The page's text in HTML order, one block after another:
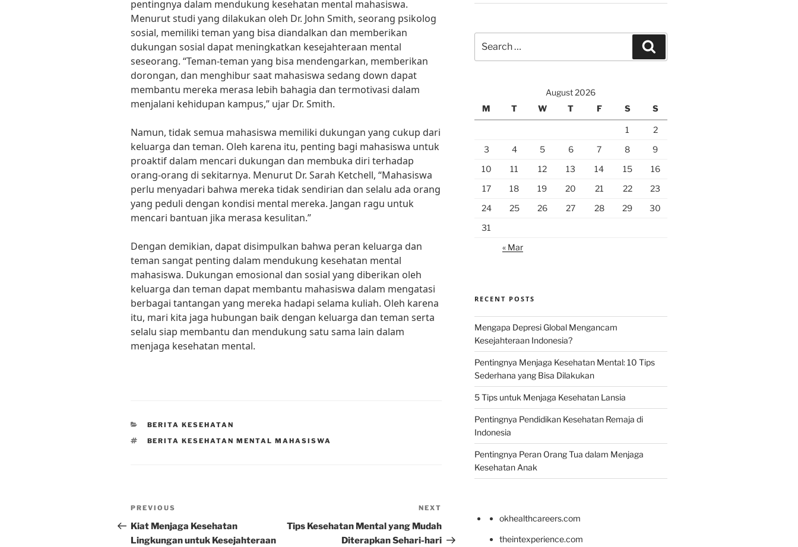
pentingnya dalam mendukung kesehatan mental mahasiswa.
Menurut studi yang dilakukan oleh Dr. John Smith, seorang psikolog
sosial, memiliki teman yang bisa diandalkan dan memberikan
dukungan sosial dapat meningkatkan kesejahteraan mental
seseorang. “Teman-teman yang bisa mendengarkan, memberikan
dorongan, dan menghibur saat mahasiswa sedang down dapat
membantu mereka merasa lebih bahagia dan termotivasi dalam
menjalani kehidupan kampus,” ujar Dr. Smith.
Namun, tidak semua mahasiswa memiliki dukungan yang cukup dari
keluarga dan teman. Oleh karena itu, penting bagi mahasiswa untuk
proaktif dalam mencari dukungan dan membuka diri terhadap
orang-orang di sekitarnya. Menurut Dr. Sarah Ketchell, “Mahasiswa
perlu menyadari bahwa mereka tidak sendirian dan selalu ada orang
yang peduli dengan kondisi mental mereka. Jangan ragu untuk
mencari bantuan jika merasa kesulitan.”
Dengan demikian, dapat disimpulkan bahwa peran keluarga dan
teman sangat penting dalam mendukung kesehatan mental
mahasiswa. Dukungan emosional dan sosial yang diberikan oleh
keluarga dan teman dapat membantu mahasiswa dalam mengatasi
berbagai tantangan yang mereka hadapi selama kuliah. Oleh karena
itu, mari kita jaga hubungan baik dengan keluarga dan teman serta
selalu siap membantu dan mendukung satu sama lain dalam
menjaga kesehatan mental.
CATEGORIES
BERITA KESEHATAN
TAGS
BERITA KESEHATAN MENTAL MAHASISWA
Post
navigation
Previous
Post
PREVIOUS
Kiat Menjaga Kesehatan
Lingkungan untuk Kesejahteraan
Post
NEXT
Tips Kesehatan Mental yang Mudah
Diterapkan Sehari-hari
for:
August 2026
M
T W T F S S
1
2
3
4 5 6 7 8
9
10
11 12 13 14 15
16
17
18 19 20 21 22
23
24
25 26 27 28 29
30
31
« Mar
RECENT POSTS
Mengapa Depresi Global Mengancam
Kesejahteraan Indonesia?
Pentingnya Menjaga Kesehatan Mental: 10 Tips
Sederhana yang Bisa Dilakukan
5 Tips untuk Menjaga Kesehatan Lansia
Pentingnya Pendidikan Kesehatan Remaja di
Indonesia
Pentingnya Peran Orang Tua dalam Menjaga
Kesehatan Anak
okhealthcareers.com
theintexperience.com